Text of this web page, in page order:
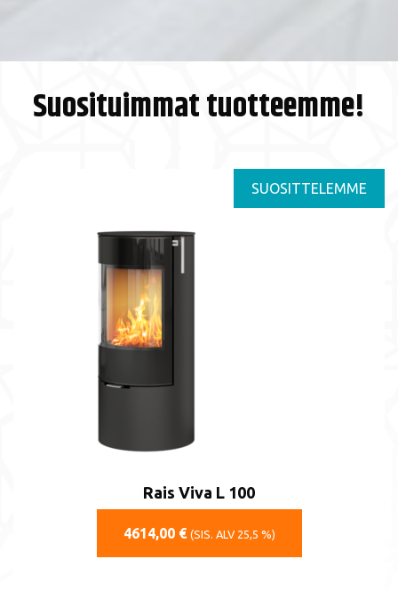
Suosituimmat tuotteemme!
SUOSITTELEMME
Rais Viva L 100
4614,00 € (SIS. ALV 25,5 %)